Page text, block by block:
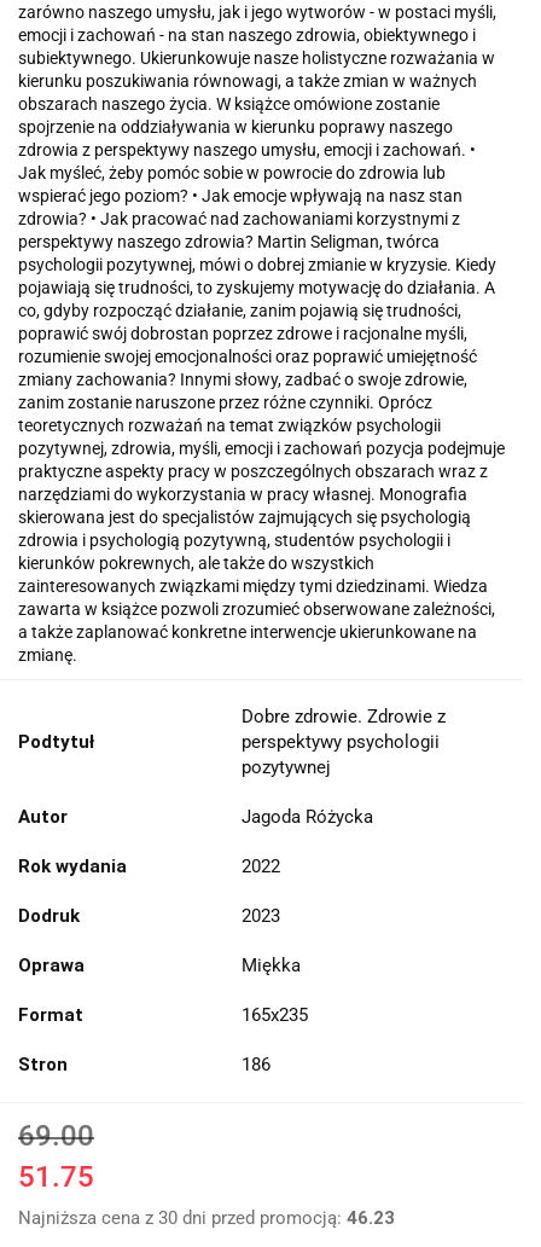
zarówno naszego umysłu, jak i jego wytworów - w postaci myśli,
emocji i zachowań - na stan naszego zdrowia, obiektywnego i
subiektywnego. Ukierunkowuje nasze holistyczne rozważania w
kierunku poszukiwania równowagi, a także zmian w ważnych
obszarach naszego życia. W książce omówione zostanie
spojrzenie na oddziaływania w kierunku poprawy naszego
zdrowia z perspektywy naszego umysłu, emocji i zachowań. •
Jak myśleć, żeby pomóc sobie w powrocie do zdrowia lub
wspierać jego poziom? • Jak emocje wpływają na nasz stan
zdrowia? • Jak pracować nad zachowaniami korzystnymi z
perspektywy naszego zdrowia? Martin Seligman, twórca
psychologii pozytywnej, mówi o dobrej zmianie w kryzysie. Kiedy
pojawiają się trudności, to zyskujemy motywację do działania. A
co, gdyby rozpocząć działanie, zanim pojawią się trudności,
poprawić swój dobrostan poprzez zdrowe i racjonalne myśli,
rozumienie swojej emocjonalności oraz poprawić umiejętność
zmiany zachowania? Innymi słowy, zadbać o swoje zdrowie,
zanim zostanie naruszone przez różne czynniki. Oprócz
teoretycznych rozważań na temat związków psychologii
pozytywnej, zdrowia, myśli, emocji i zachowań pozycja podejmuje
praktyczne aspekty pracy w poszczególnych obszarach wraz z
narzędziami do wykorzystania w pracy własnej. Monografia
skierowana jest do specjalistów zajmujących się psychologią
zdrowia i psychologią pozytywną, studentów psychologii i
kierunków pokrewnych, ale także do wszystkich
zainteresowanych związkami między tymi dziedzinami. Wiedza
zawarta w książce pozwoli zrozumieć obserwowane zależności,
a także zaplanować konkretne interwencje ukierunkowane na
zmianę.
Podtytuł
Dobre zdrowie. Zdrowie z
perspektywy psychologii
pozytywnej
Autor Jagoda Różycka
Rok wydania 2022
Dodruk 2023
Oprawa Miękka
Format 165x235
Stron 186
69.00
51.75
Najniższa cena z 30 dni przed promocją: 46.23